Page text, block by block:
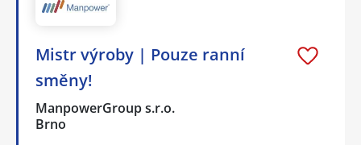
Mistr výroby | Pouze ranní
směny!
ManpowerGroup s.r.o.
Brno